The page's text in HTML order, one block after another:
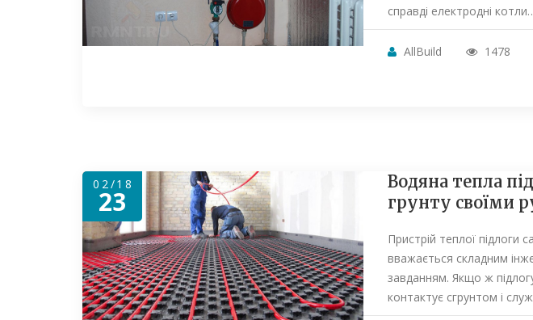
справді електродні
AllBuild 1478
02/18
23
Водяна тепла
грунту своїми
Пристрій теплої підлоги
вважається складним
завданням. Якщо ж
контактує сгрунтом і